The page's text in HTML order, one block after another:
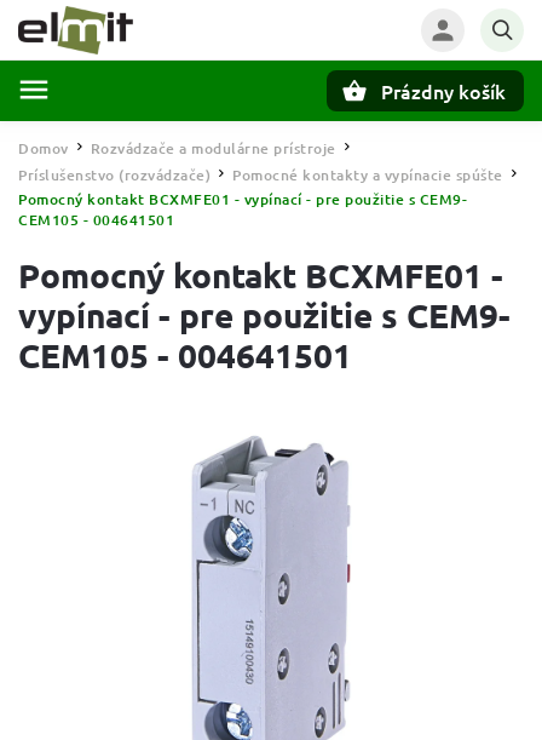
Prázdny košík
Domov / Rozvádzače a modulárne prístroje /
Príslušenstvo (rozvádzače) / Pomocné kontakty a vypínacie spúšte /
Pomocný kontakt BCXMFE01 - vypínací - pre použitie s CEM9-
CEM105 - 004641501
Pomocný kontakt BCXMFE01 -
vypínací - pre použitie s CEM9-
CEM105 - 004641501